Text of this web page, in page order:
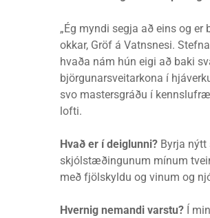
„Ég myndi segja að eins og
okkar, Gröf á Vatnsnesi.
hvaða nám hún eigi að baki
björgunarsveitarkona í
svo mastersgráðu í
lofti.
Hvað er í deiglunni? Byrja
skjólstæðingunum mínum
með fjölskyldu og vinum og
Hvernig nemandi varstu? Í